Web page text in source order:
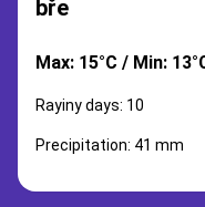
bře
Max: 15°C / Min:
Rayiny days: 10
Precipitation: 41 mm